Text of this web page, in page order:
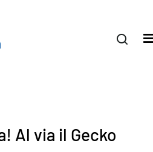
Al via il Gecko